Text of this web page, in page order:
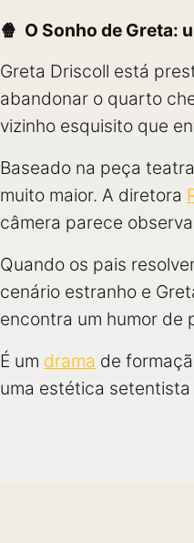
O Sonho de Greta:
Greta Driscoll está
abandonar o quarto
vizinho esquisito que
Baseado na peça
muito maior. A diretora
câmera parece
Quando os pais
cenário estranho e
encontra um humor de
É um drama de
uma estética